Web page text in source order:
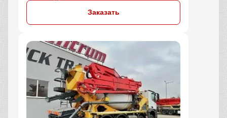
Заказать